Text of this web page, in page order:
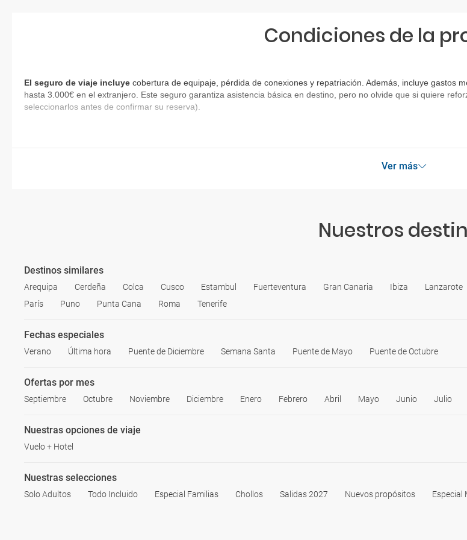
pidiendo información en el hotel o en el lugar
cualquier ciudad que nos ahorrarán un
Condiciones de la
El seguro de viaje incluye cobertura de equipaje, pérdida de conexiones y repatriación. Además, incluye gastos
hasta 3.000€ en el extranjero. Este seguro garantiza asistencia básica en destino, pero no olvide que si quiere
seleccionarlos antes de confirmar su reserva).
Ver más
Nuestros
Destinos similares
Arequipa Cerdeña Colca Cusco Estambul Fuerteventura Gran Canaria Ibiza Lanzarote
París
Puno Punta Cana Roma Tenerife
Fechas especiales
Verano Última hora Puente de Diciembre Semana Santa Puente de Mayo Puente de Octubre
Ofertas por mes
Septiembre Octubre Noviembre Diciembre Enero Febrero Abril Mayo Junio Julio
Nuestras opciones de viaje
Vuelo + Hotel
Nuestras selecciones
Solo Adultos Todo Incluido Especial Familias Chollos Salidas 2027 Nuevos propósitos Especial